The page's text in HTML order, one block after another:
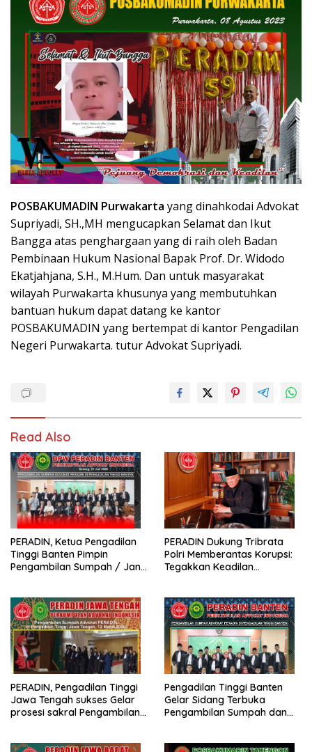
POSBAKUMADIN Purwakarta yang dinahkodai Advokat
Supriyadi, SH.,MH mengucapkan Selamat dan Ikut
Bangga atas penghargaan yang di raih oleh Badan
Pembinaan Hukum Nasional Bapak Prof. Dr. Widodo
Ekatjahjana, S.H., M.Hum. Dan untuk masyarakat
wilayah Purwakarta khusunya yang membutuhkan
bantuan hukum dapat datang ke kantor
POSBAKUMADIN yang bertempat di kantor Pengadilan
Negeri Purwakarta. tutur Advokat Supriyadi.
Read Also
PERADIN, Ketua Pengadilan
Tinggi Banten Pimpin
Pengambilan Sumpah / Janji
PERADIN Dukung Tribrata
Polri Memberantas Korupsi:
Tegakkan Keadilan
PERADIN, Pengadilan Tinggi
Jawa Tengah sukses Gelar
prosesi sakral Pengambilan
Pengadilan Tinggi Banten
Gelar Sidang Terbuka
Pengambilan Sumpah dan